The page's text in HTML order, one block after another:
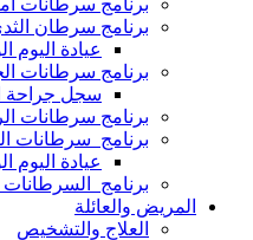
برنامج سرطانات
برنامج سرطان
عيادة اليوم
برنامج سرطانات
سجل جراحة
برنامج سرطانات
برنامج سرطانات
عيادة اليوم
برنامج السرطانات
المريض والعائلة
العلاج والتشخيص